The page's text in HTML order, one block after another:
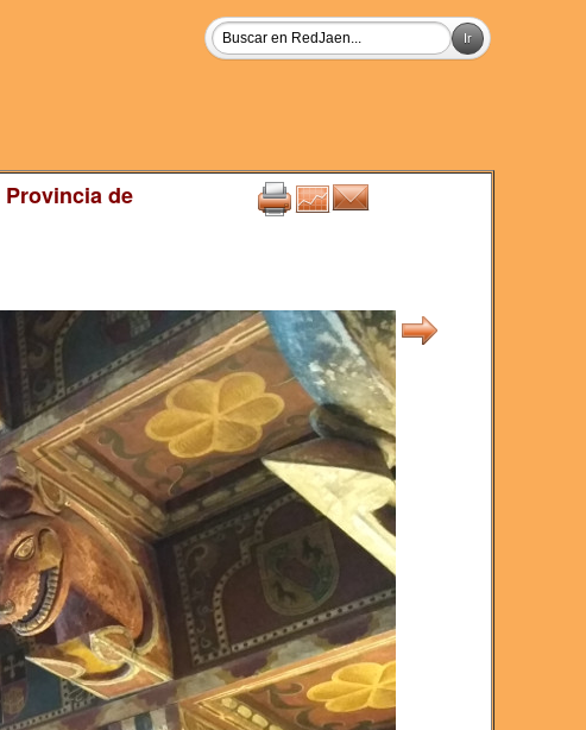
Provincia de